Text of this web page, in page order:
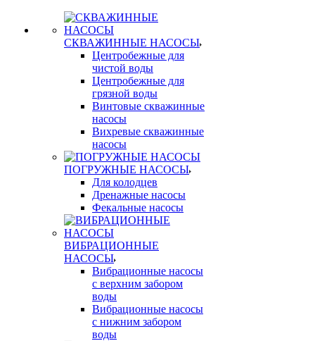
СКВАЖИННЫЕ НАСОСЫ
Центробежные для
чистой воды
Центробежные для
грязной воды
Винтовые скважинные
насосы
Вихревые скважинные
насосы
ПОГРУЖНЫЕ НАСОСЫ
Для колодцев
Дренажные насосы
Фекальные насосы
ВИБРАЦИОННЫЕ
НАСОСЫ
Вибрационные насосы
с верхним забором
воды
Вибрационные насосы
с нижним забором
воды